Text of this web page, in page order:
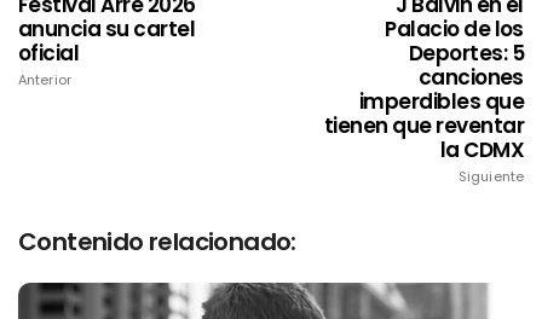
anuncia su cartel
oficial
Anterior
Palacio de los
Deportes: 5
canciones
imperdibles que
tienen que reventar
la CDMX
Siguiente
Contenido relacionado: